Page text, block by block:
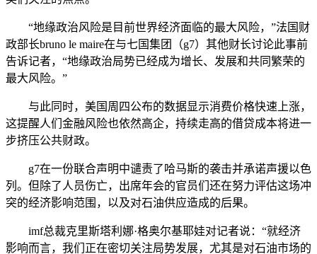
“地缘政治风险是目前世界经济面临的最大风险，”法国财
政部长bruno le maire在与七国集团（g7）其他财长讨论此事前
告诉记者，“地缘政治局势已经成为增长、发展和共同繁荣的
最大风险。”
与此同时，美国周四公布的数据显示消费价格快速上涨，
这提醒人们金融风险也依然高企，持续走高的借贷成本将进一
步挤压公共财政。
g7在一份联合声明中谴责了哈马斯的袭击并承诺声援以色
列。但除了人员伤亡，出席年会的官员们还在努力评估这场冲
突的经济影响范围，以及对石油供应造成的后果。
imf总裁克里斯塔利娜·格奥尔基耶娃对记者说：“就经济
影响而言，我们正在密切关注局势发展，尤其是对石油市场的